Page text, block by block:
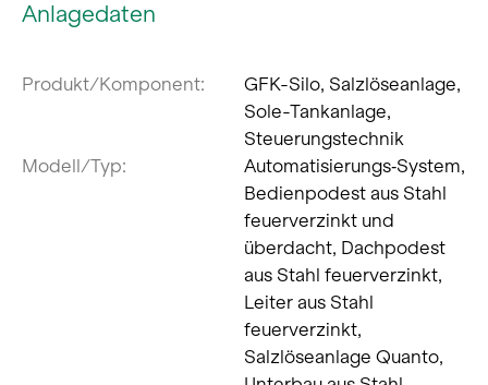
Anlagedaten
Produkt/Komponent:
GFK-Silo, Salzlöseanlage,
Sole-Tankanlage,
Steuerungstechnik
Modell/Typ:
Automatisierungs‐System,
Bedienpodest aus Stahl
feuerverzinkt und
überdacht, Dachpodest
aus Stahl feuerverzinkt,
Leiter aus Stahl
feuerverzinkt,
Salzlöseanlage Quanto,